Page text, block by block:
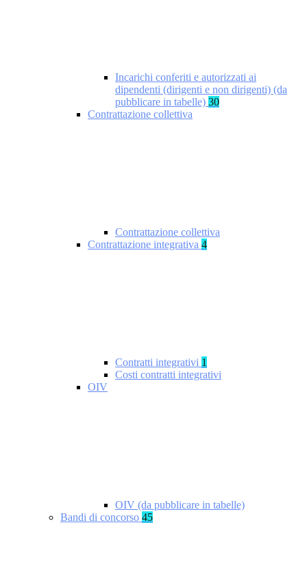
Incarichi conferiti e autorizzati ai
dipendenti (dirigenti e non dirigenti) (da
pubblicare in tabelle) 30
Contrattazione collettiva
Contrattazione collettiva
Contrattazione integrativa 4
Contratti integrativi 1
Costi contratti integrativi
OIV
OIV (da pubblicare in tabelle)
Bandi di concorso 45